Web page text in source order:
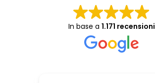
In base a 1.171 recensioni